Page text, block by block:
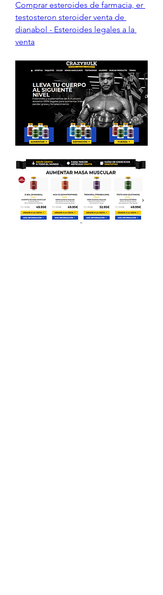
Comprar esteroides de farmacia, er
testosteron steroider venta de
dianabol - Esteroides legales a la
venta